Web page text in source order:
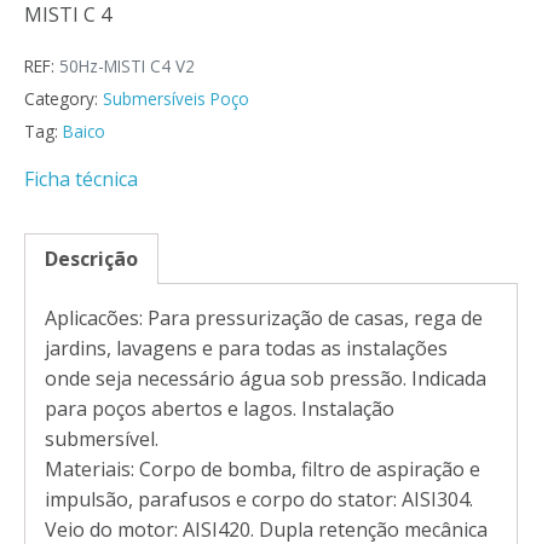
MISTI C 4
REF: 50Hz-MISTI C4 V2
Category: Submersíveis Poço
Tag: Baico
Ficha técnica
Descrição
Aplicacões: Para pressurização de casas, rega de
jardins, lavagens e para todas as instalações
onde seja necessário água sob pressão. Indicada
para poços abertos e lagos. Instalação
submersível.
Materiais: Corpo de bomba, filtro de aspiração e
impulsão, parafusos e corpo do stator: AISI304.
Veio do motor: AISI420. Dupla retenção mecânica